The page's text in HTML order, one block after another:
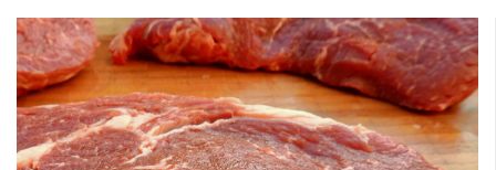
CONTÁCTENOS
AYUDA
TÉRMINOS